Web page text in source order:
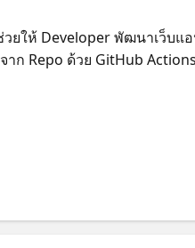
ยให้ Developer พัฒนาเว็บแ
Repo ด้วย GitHub Actions
รี 1 ล้าน Executions ต่อเดือน